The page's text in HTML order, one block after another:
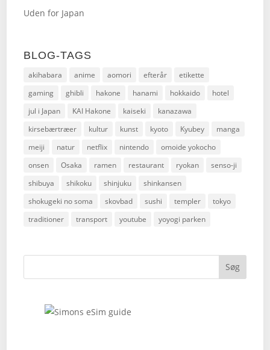
Uden for Japan
BLOG-TAGS
akihabara anime aomori efterår
etikette
gaming
ghibli hakone hanami hokkaido
hotel
jul i Japan
KAI Hakone kaiseki
kanazawa
kirsebærtræer
kultur kunst kyoto Kyubey
manga
meiji
natur netflix nintendo
omoide yokocho
onsen
Osaka ramen restaurant ryokan
senso-ji
shibuya
shikoku shinjuku
shinkansen
shokugeki no soma
skovbad sushi templer
tokyo
traditioner
transport youtube yoyogi parken
Søg